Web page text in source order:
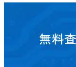
無料